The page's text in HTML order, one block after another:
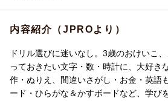
内容紹介（JPROより）
ドリル選びに迷いなし。3歳のおけいこ
っておきたい文字・数・時計に、大好き
作・ぬりえ、間違いさがし・お金・英語
ード・ひらがな＆かすボードなど、学び